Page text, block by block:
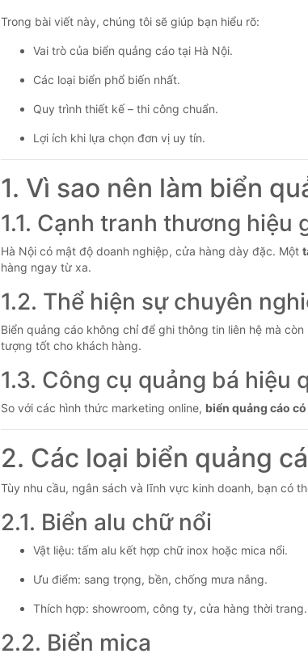
Trong bài viết này, chúng tôi sẽ giúp bạn hiểu rõ:
Vai trò của biển quảng cáo tại Hà Nội.
Các loại biển phổ biến nhất.
Quy trình thiết kế – thi công chuẩn.
Lợi ích khi lựa chọn đơn vị uy tín.
1. Vì sao nên làm biển
1.1. Cạnh tranh thương hiệu
Hà Nội có mật độ doanh nghiệp, cửa hàng dày đặc. Một
hàng ngay từ xa.
1.2. Thể hiện sự chuyên
Biển quảng cáo không chỉ để ghi thông tin liên hệ mà
tượng tốt cho khách hàng.
1.3. Công cụ quảng bá hiệu
So với các hình thức marketing online, biển quảng cáo
2. Các loại biển quảng
Tùy nhu cầu, ngân sách và lĩnh vực kinh doanh, bạn có
2.1. Biển alu chữ nổi
Vật liệu: tấm alu kết hợp chữ inox hoặc mica nổi.
Ưu điểm: sang trọng, bền, chống mưa nắng.
Thích hợp: showroom, công ty, cửa hàng thời trang.
2.2. Biển mica